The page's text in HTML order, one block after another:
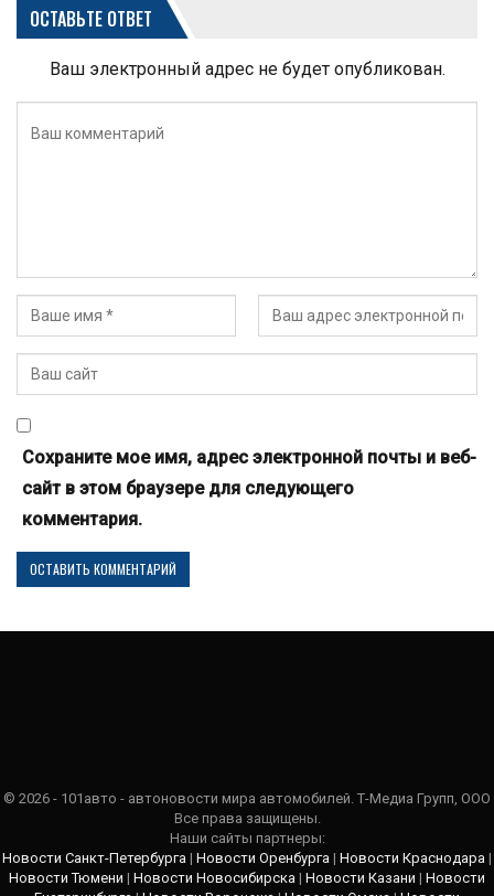
ОСТАВЬТЕ ОТВЕТ
Ваш электронный адрес не будет опубликован.
Сохраните мое имя, адрес электронной почты и веб-
сайт в этом браузере для следующего
комментария.
© 2026 - 101авто - автоновости мира автомобилей. Т-Медиа Групп, ООО
Все права защищены.
Наши сайты партнеры:
Новости Санкт-Петербурга | Новости Оренбурга | Новости Краснодара |
Новости Тюмени | Новости Новосибирска | Новости Казани | Новости